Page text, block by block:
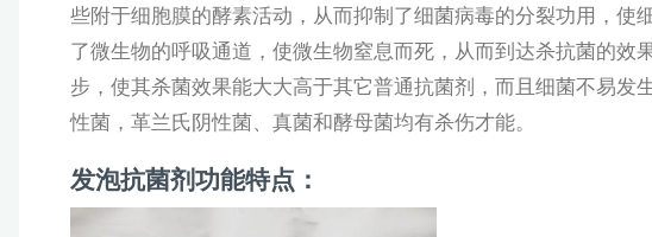
些附于细胞膜的酵素活动，从而抑制了细菌病毒的分裂功用，使
了微生物的呼吸通道，使微生物窒息而死，从而到达杀抗菌的效
步，使其杀菌效果能大大高于其它普通抗菌剂，而且细菌不易发
性菌，革兰氏阴性菌、真菌和酵母菌均有杀伤才能。
发泡抗菌剂功能特点：